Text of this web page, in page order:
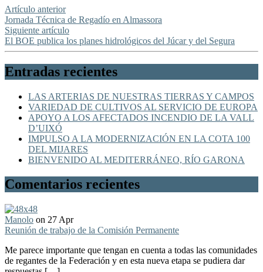
Artículo anterior
Jornada Técnica de Regadío en Almassora
Siguiente artículo
El BOE publica los planes hidrológicos del Júcar y del Segura
Entradas recientes
LAS ARTERIAS DE NUESTRAS TIERRAS Y CAMPOS
VARIEDAD DE CULTIVOS AL SERVICIO DE EUROPA
APOYO A LOS AFECTADOS INCENDIO DE LA VALL
D’UIXÓ
IMPULSO A LA MODERNIZACIÓN EN LA COTA 100
DEL MIJARES
BIENVENIDO AL MEDITERRÁNEO, RÍO GARONA
Comentarios recientes
Manolo on 27 Apr
Reunión de trabajo de la Comisión Permanente
Me parece importante que tengan en cuenta a todas las comunidades
de regantes de la Federación y en esta nueva etapa se pudiera dar